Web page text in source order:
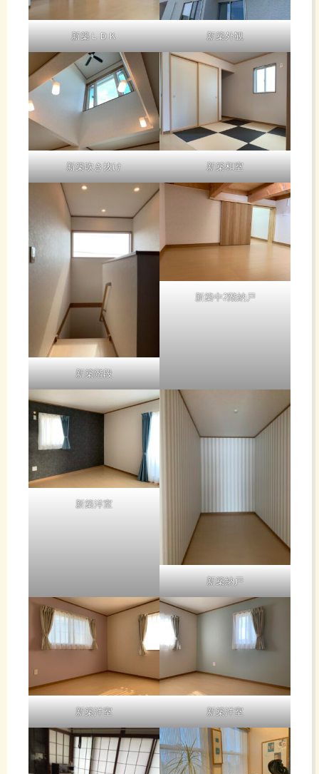
新築ＬＤＫ 新築外観
新築吹き抜け 新築和室
新築階段
新築中2階納戸
新築洋室
新築納戸
新築洋室 新築洋室